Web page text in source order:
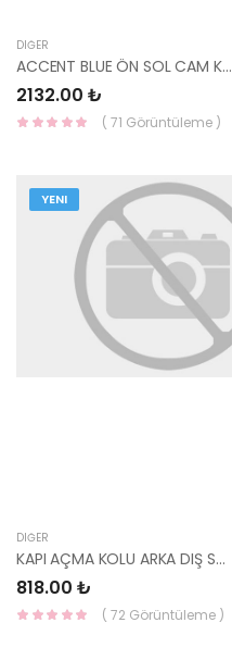
DIĞER
ACCENT BLUE ÖN SOL CAM KRİKOSU ELEKTRİKLİ 2011=> 82403-1R110-YS
2132.00 ₺
( 71 Görüntüleme )
YENI
DIĞER
KAPI AÇMA KOLU ARKA DIŞ SOL ACCENT 00-02 83650-25000-HMC
818.00 ₺
( 72 Görüntüleme )